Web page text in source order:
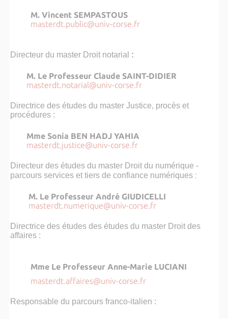
M. Vincent SEMPASTOUS
masterdt.public@univ-corse.fr
Directeur du master Droit notarial :
M. Le Professeur Claude SAINT-DIDIER
masterdt.notarial@univ-corse.fr
Directrice des études du master Justice, procès et
procédures :
Mme Sonia BEN HADJ YAHIA
masterdt.justice@univ-corse.fr
Directeur des études du master Droit du numérique -
parcours services et tiers de confiance numériques:
M. Le Professeur André GIUDICELLI
masterdt.numerique@univ-corse.fr
Directrice des études des études du master Droit des
affaires :
Mme Le Professeur Anne-Marie LUCIANI
masterdt.affaires@univ-corse.fr
Responsable du parcours franco-italien :